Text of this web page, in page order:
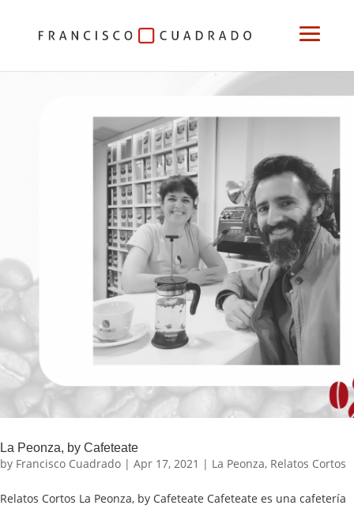
La Peonza, by Cafeteate
by Francisco Cuadrado | Apr 17, 2021 | La Peonza, Relatos Cortos
Relatos Cortos La Peonza, by Cafeteate Cafeteate es una cafetería